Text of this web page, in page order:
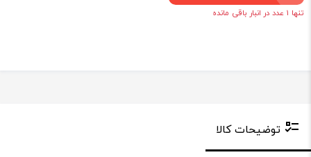
تنها 1 عدد در انبار باقی مانده
توضیحات کالا